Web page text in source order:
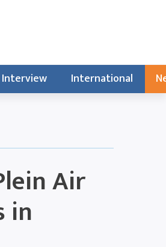
Interview International
Air
in